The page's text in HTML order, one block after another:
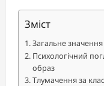
Зміст
Загальне
Психологічний
образ
Тлумачення за